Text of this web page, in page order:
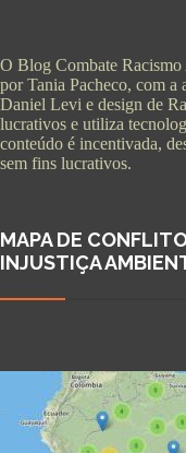
O Blog Combate
por Tania Pacheco, com a
Daniel Levi e design de
lucrativos e utiliza
conteúdo é incentivada,
sem fins lucrativos.
MAPA DE
INJUSTIÇA